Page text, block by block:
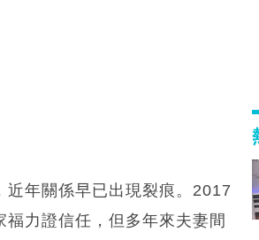
年關係早已出現裂痕。2017
力證信任，但多年來夫妻間